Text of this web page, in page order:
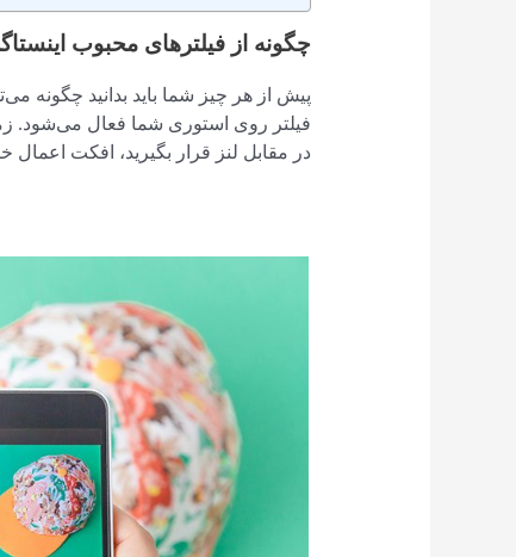
چگونه از فیلترهای محبوب
پیش از هر چیز شما باید بدانید چگونه
فیلتر روی استوری شما فعال می‌شود.
در مقابل لنز قرار بگیرید، افکت اعمال